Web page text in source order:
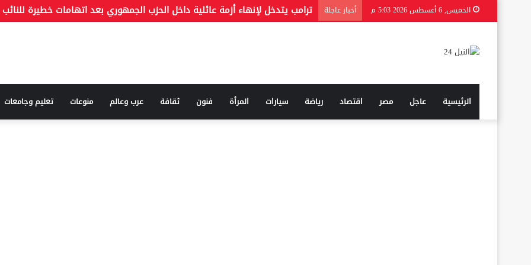
الخميس, 6 أغسطس 2026 5:03 م أخبار عاجلة
الرئيسية عاجل مصر اقتصاد رياضة سيارات المرأة فنون ثقافة عرب وعالم منوعات تعليم وجامعات